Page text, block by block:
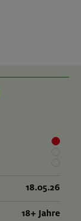
18.05.26
18+ Jahre